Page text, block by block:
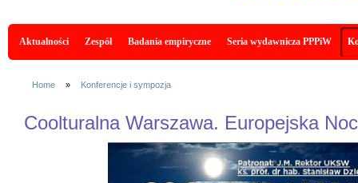
Main menu
Aktualności Zespół Badania empiryczne Seria wydawnicza PPPiW
You are here
Home » Konferencje i sympozja
Coolturalna Warszawa. Europejska